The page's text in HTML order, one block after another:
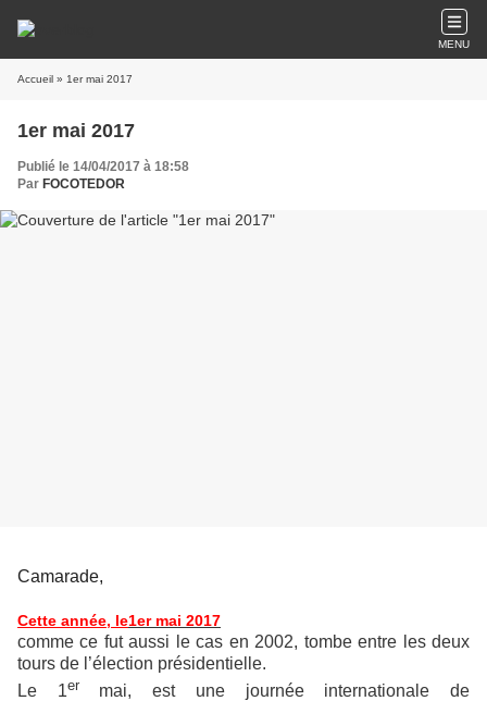
MENU
Accueil » 1er mai 2017
1er mai 2017
Publié le 14/04/2017 à 18:58
Par FOCOTEDOR
Camarade,
Cette année, le1er mai 2017
comme ce fut aussi le cas en 2002, tombe entre les deux
tours de l’élection présidentielle.
Le 1er mai, est une journée internationale de